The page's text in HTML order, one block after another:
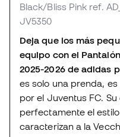
Black/Bliss Pink ref.
JV5350
Deja que los más
equipo con el
2025-2026 de adidas
es solo una prenda,
por el Juventus FC.
perfectamente el
caracterizan a la